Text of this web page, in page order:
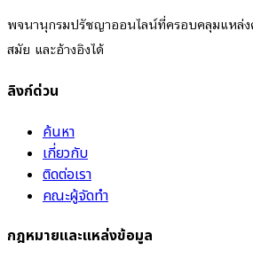
พจนานุกรมปรัชญาออนไลน์ที่ครอบคลุมแหล่
สมัย และอ้างอิงได้
ลิงก์ด่วน
ค้นหา
เกี่ยวกับ
ติดต่อเรา
คณะผู้จัดทำ
กฎหมายและแหล่งข้อมูล